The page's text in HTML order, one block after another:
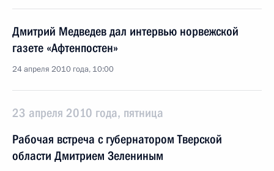
Дмитрий Медведев дал интервью норвежской
газете «Афтенпостен»
24 апреля 2010 года, 10:00
23 апреля 2010 года, пятница
Рабочая встреча с губернатором Тверской
области Дмитрием Зелениным